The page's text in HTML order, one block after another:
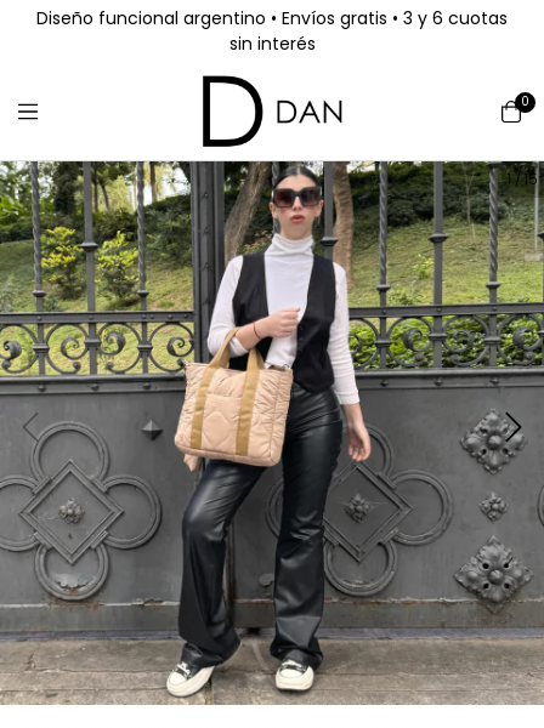
Diseño funcional argentino • Envíos gratis • 3 y 6 cuotas
sin interés
0
1 /15